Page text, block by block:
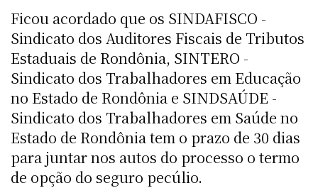
Ficou acordado que os SINDAFISCO -
Sindicato dos Auditores Fiscais de Tributos
Estaduais de Rondônia, SINTERO -
Sindicato dos Trabalhadores em Educação
no Estado de Rondônia e SINDSAÚDE -
Sindicato dos Trabalhadores em Saúde no
Estado de Rondônia tem o prazo de 30 dias
para juntar nos autos do processo o termo
de opção do seguro pecúlio.